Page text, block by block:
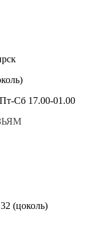
Сб 17.00-01.00
(цоколь)